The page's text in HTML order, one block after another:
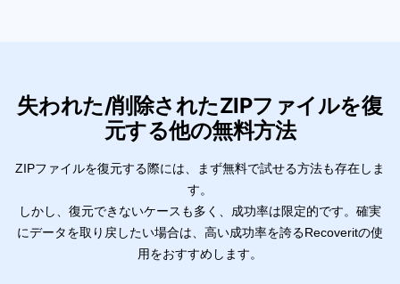
失われた/削除されたZIPファイルを復
元する他の無料方法
ZIPファイルを復元する際には、まず無料で試せる方法も存在しま
す。
しかし、復元できないケースも多く、成功率は限定的です。確実
にデータを取り戻したい場合は、高い成功率を誇るRecoveritの使
用をおすすめします。